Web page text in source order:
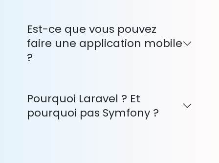
Est-ce que vous pouvez
faire une application mobile
?
Pourquoi Laravel ? Et
pourquoi pas Symfony ?